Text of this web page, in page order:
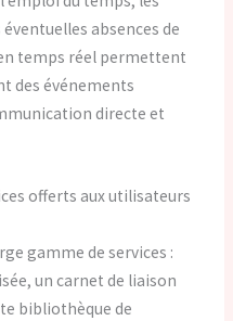
absences de
temps réel permettent
des événements
directe et
offerts aux utilisateurs
gamme de services :
un carnet de liaison
bibliothèque de